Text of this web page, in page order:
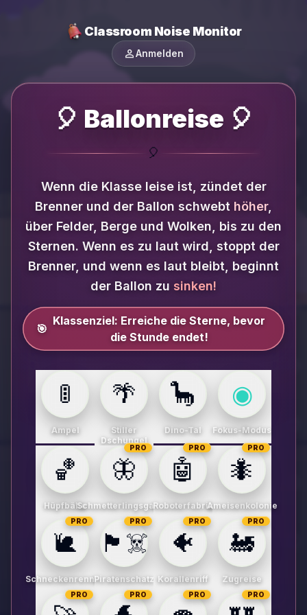
Classroom Noise Monitor
personAnmelden
🎈 Ballonreise 🎈
🎈
Wenn die Klasse leise ist, zündet der
Brenner und der Ballon schwebt höher,
über Felder, Berge und Wolken, bis zu den
Sternen. Wenn es zu laut wird, stoppt der
Brenner, und wenn es laut bleibt, beginnt
der Ballon zu sinken!
🎯
Klassenziel: Erreiche die Sterne, bevor
die Stunde endet!
🚦
Ampel
🌴
Stiller
Dschungel
🦕
Dino-Tal
◉
Fokus-Modus
🏀
Hüpfbälle
🦋
PRO
Schmetterlingsgarten
🤖
PRO
Roboterfabrik
🐜
PRO
Ameisenkolonie
🐌
PRO
Schneckenrennen
🏴‍☠️
PRO
Piratenschatz
🐠
PRO
Korallenriff
🚂
PRO
Zugreise
PRO PRO PRO PRO